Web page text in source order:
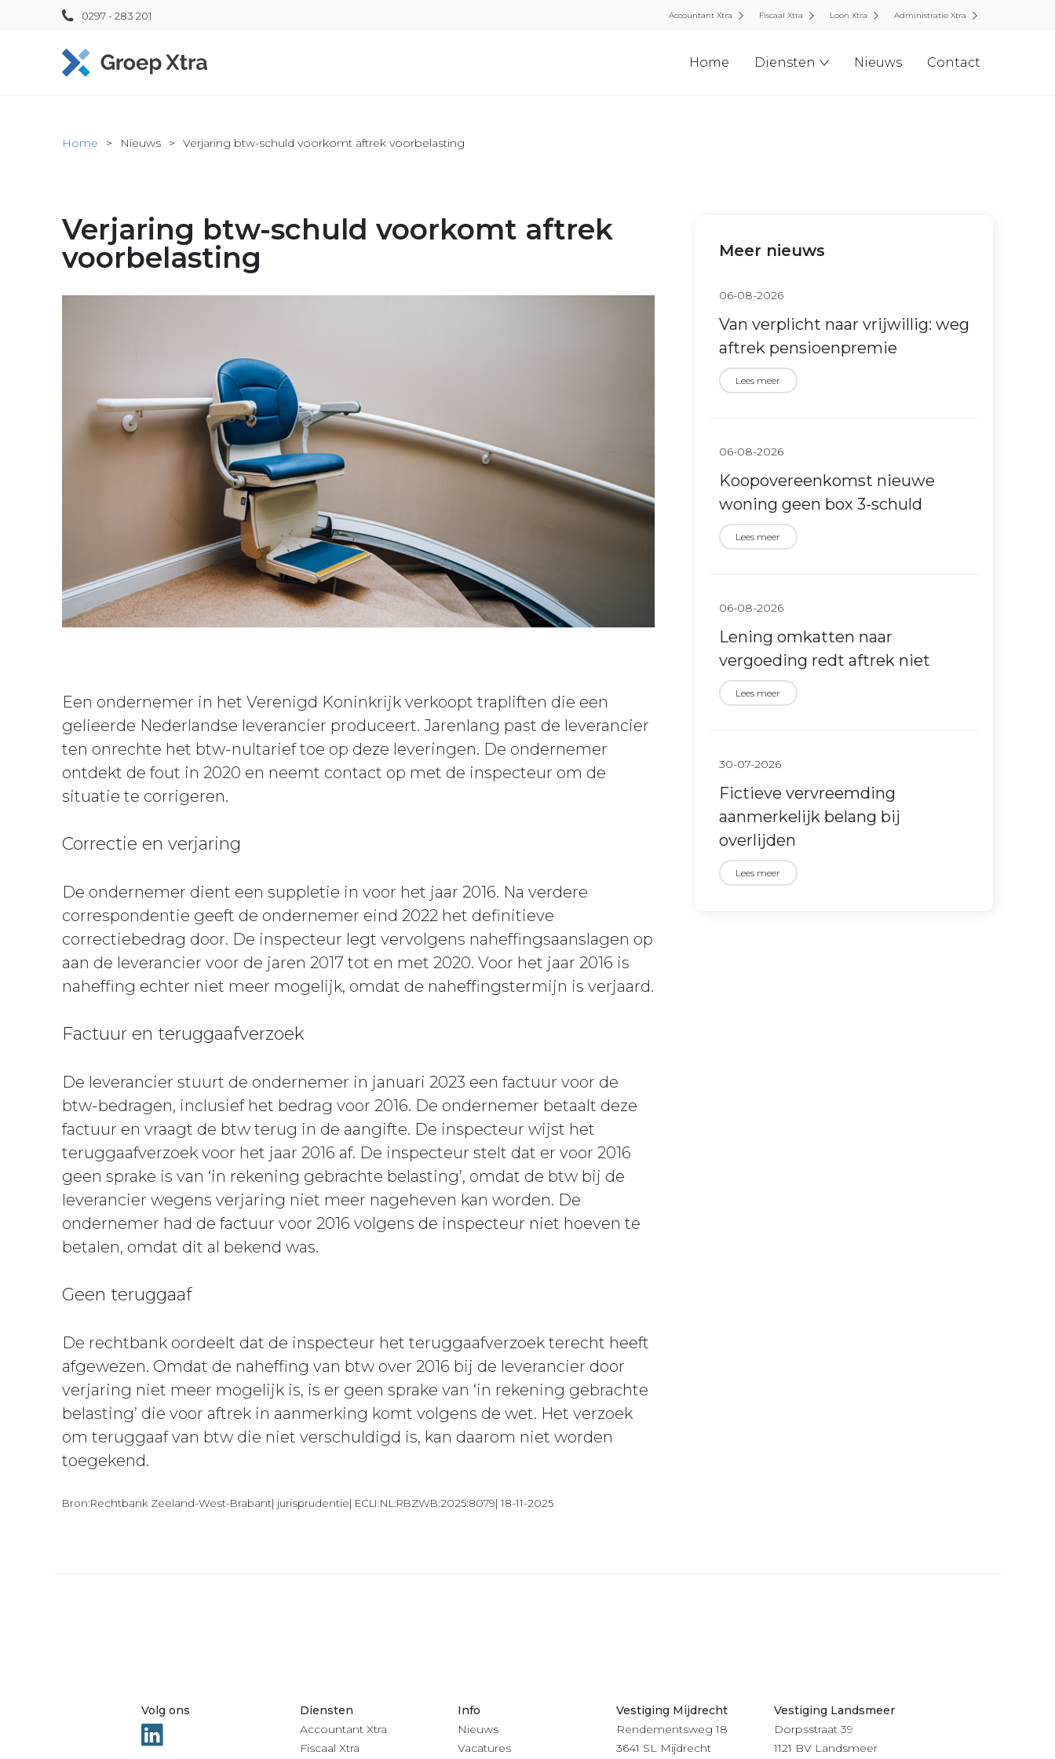
0297 - 283 201 Accountant Xtra Fiscaal Xtra Loon Xtra Administratie Xtra
Home Diensten Nieuws Contact
Home Nieuws Verjaring btw-schuld voorkomt aftrek voorbelasting
Verjaring btw-schuld voorkomt aftrek
voorbelasting
Een ondernemer in het Verenigd Koninkrijk verkoopt trapliften die een
gelieerde Nederlandse leverancier produceert. Jarenlang past de leverancier
ten onrechte het btw-nultarief toe op deze leveringen. De ondernemer
ontdekt de fout in 2020 en neemt contact op met de inspecteur om de
situatie te corrigeren.
Correctie en verjaring
De ondernemer dient een suppletie in voor het jaar 2016. Na verdere
correspondentie geeft de ondernemer eind 2022 het definitieve
correctiebedrag door. De inspecteur legt vervolgens naheffingsaanslagen op
aan de leverancier voor de jaren 2017 tot en met 2020. Voor het jaar 2016 is
naheffing echter niet meer mogelijk, omdat de naheffingstermijn is verjaard.
Factuur en teruggaafverzoek
De leverancier stuurt de ondernemer in januari 2023 een factuur voor de
btw-bedragen, inclusief het bedrag voor 2016. De ondernemer betaalt deze
factuur en vraagt de btw terug in de aangifte. De inspecteur wijst het
teruggaafverzoek voor het jaar 2016 af. De inspecteur stelt dat er voor 2016
geen sprake is van ‘in rekening gebrachte belasting’, omdat de btw bij de
leverancier wegens verjaring niet meer nageheven kan worden. De
ondernemer had de factuur voor 2016 volgens de inspecteur niet hoeven te
betalen, omdat dit al bekend was.
Geen teruggaaf
De rechtbank oordeelt dat de inspecteur het teruggaafverzoek terecht heeft
afgewezen. Omdat de naheffing van btw over 2016 bij de leverancier door
verjaring niet meer mogelijk is, is er geen sprake van ‘in rekening gebrachte
belasting’ die voor aftrek in aanmerking komt volgens de wet. Het verzoek
om teruggaaf van btw die niet verschuldigd is, kan daarom niet worden
toegekend.
Bron:Rechtbank Zeeland-West-Brabant| jurisprudentie| ECLI:NL:RBZWB:2025:8079| 18-11-2025
Meer nieuws
06-08-2026
Van verplicht naar vrijwillig: weg
aftrek pensioenpremie
Lees meer
06-08-2026
Koopovereenkomst nieuwe
woning geen box 3-schuld
Lees meer
06-08-2026
Lening omkatten naar
vergoeding redt aftrek niet
Lees meer
30-07-2026
Fictieve vervreemding
aanmerkelijk belang bij
overlijden
Lees meer
Volg ons
Diensten
Accountant Xtra
Fiscaal Xtra
Info
Nieuws
Vacatures
Vestiging Mijdrecht
Rendementsweg 18
3641 SL Mijdrecht
Vestiging Landsmeer
Dorpsstraat 39
1121 BV Landsmeer